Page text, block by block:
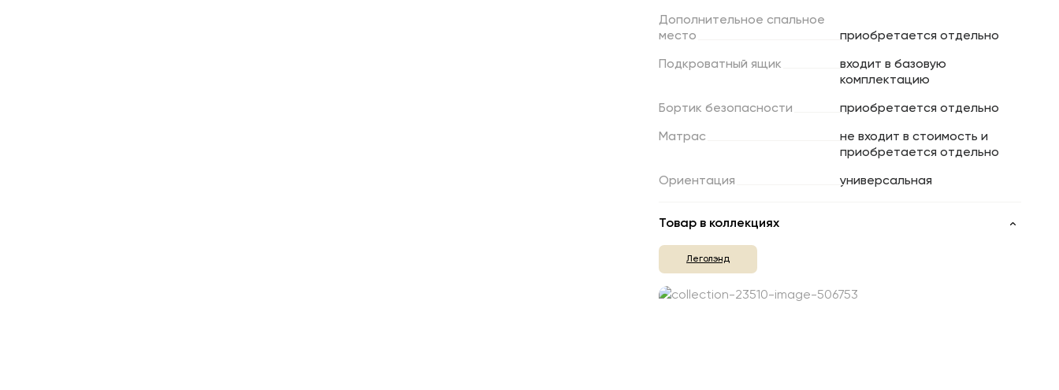
Дополнительное спальное
место
приобретается отдельно
Подкроватный ящик
входит в базовую
комплектацию
Бортик безопасности приобретается отдельно
Матрас
не входит в стоимость и
приобретается отдельно
Ориентация универсальная
Товар в коллекциях
Леголэнд